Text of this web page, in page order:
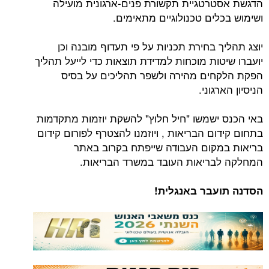
טכנולוגיים מתאימים.
בחירת תכניות על פי תעדוף מובנה וכן
מוכחות למדידת תוצאות כדי לייעל תהליך
מהירה ולשפר תהליכים על בסיס
"חיל חלוץ" להשקת יוזמות מתקדמות
הבריאות , ויוזמנו להצטרף לפורום קידום
העבודה שייפתח בקרוב באתר
העובד במשרד הבריאות.
באנגלית!